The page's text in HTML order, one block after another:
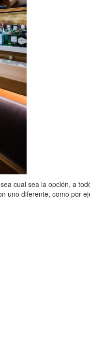
cual sea la opción, a
uno diferente, como por